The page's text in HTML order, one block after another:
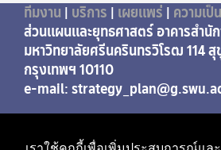
ทีมงาน| บริการ | เผยแพร่ | ความเ
ส่วนแผนและยุทธศาสตร์ อาคารสำนั
มหาวิทยาลัยศรีนครินทรวิโรฒ 114
กรุงเทพฯ 10110
e-mail: